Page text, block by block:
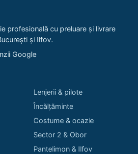
profesională cu preluare și livrare
și Ilfov.
Google
Lenjerii & pilote
Încălțăminte
Costume & ocazie
Sector 2 & Obor
Pantelimon & Ilfov